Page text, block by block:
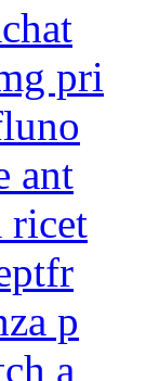
pri
ant
ricet
p
a